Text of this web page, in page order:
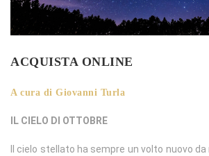
ACQUISTA ONLINE
A cura di Giovanni Turla
IL CIELO DI OTTOBRE
Il cielo stellato ha sempre un volto nuovo